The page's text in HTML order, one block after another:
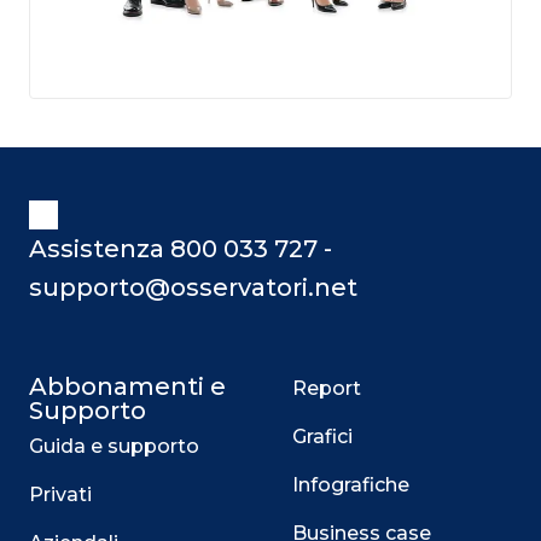
Assistenza 800 033 727 -
supporto@osservatori.net
Abbonamenti e
Supporto
Guida e supporto
Privati
Report
Grafici
Infografiche
Business case